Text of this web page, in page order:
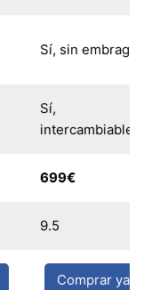
Sí, sin
Sí,
intercambiable
699€
9.5
Comprar ya